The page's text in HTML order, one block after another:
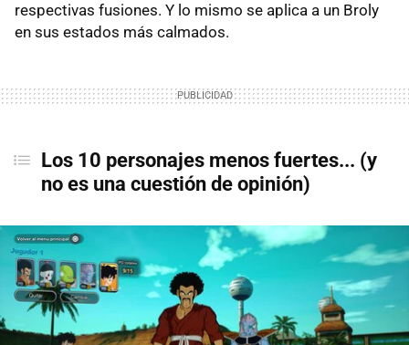
respectivas fusiones. Y lo mismo se aplica a un Broly
en sus estados más calmados.
Los 10 personajes menos fuertes... (y
no es una cuestión de opinión)